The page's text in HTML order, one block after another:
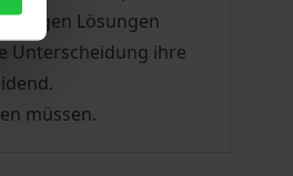
Lösungen
Unterscheidung ihre
müssen.